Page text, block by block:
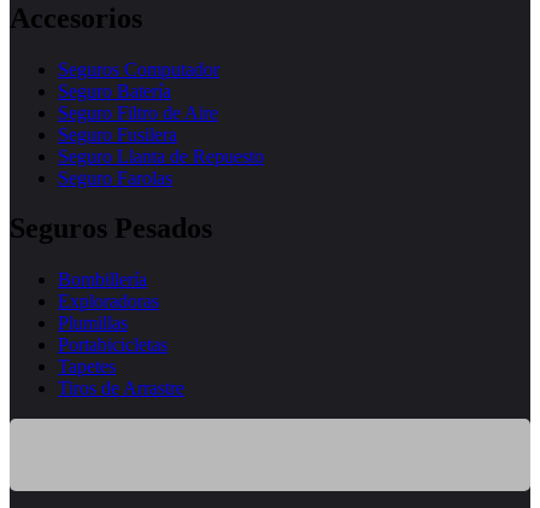
Accesorios
Seguros Computador
Seguro Batería
Seguro Filtro de Aire
Seguro Fusilera
Seguro Llanta de Repuesto
Seguro Farolas
Seguros Pesados
Bombillería
Exploradoras
Plumillas
Portabicicletas
Tapetes
Tiros de Arrastre